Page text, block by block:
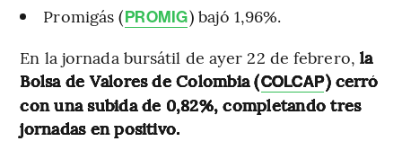
Promigás (PROMIG) bajó 1,96%.
En la jornada bursátil de ayer 22 de febrero, la
Bolsa de Valores de Colombia (COLCAP) cerró
con una subida de 0,82%, completando tres
jornadas en positivo.